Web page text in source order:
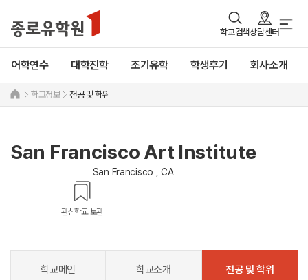
학교검색상담센터
어학연수 대학진학 조기유학 학생후기 회사소개
학교정보 전공 및 학위
San Francisco Art Institute
San Francisco , CA
관심학교 보관
학교메인 학교소개 전공 및 학위